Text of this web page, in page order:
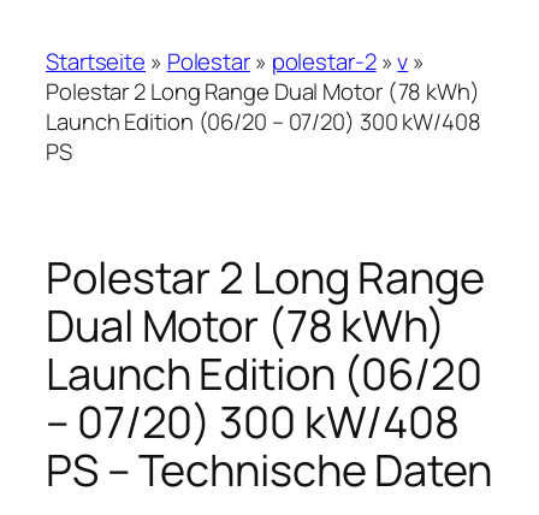
Startseite » Polestar» polestar-2»v»
Polestar 2 Long Range Dual Motor (78 kWh)
Launch Edition (06/20 – 07/20) 300 kW/408
PS
Polestar 2 Long Range
Dual Motor (78 kWh)
Launch Edition (06/20
– 07/20) 300 kW/408
PS – Technische Daten